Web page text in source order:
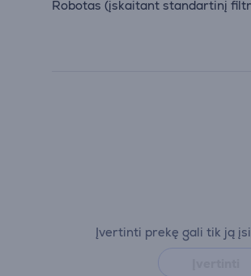
Robotas (įskaitant standartinį
Įvertinti prekę gali tik ją